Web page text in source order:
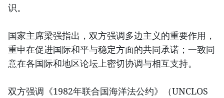
识。
国家主席梁强指出，双方强调多边主义的重要作用，
重申在促进国际和平与稳定方面的共同承诺；一致同
意在各国际和地区论坛上密切协调与相互支持。
双方强调《1982年联合国海洋法公约》（UNCLOS